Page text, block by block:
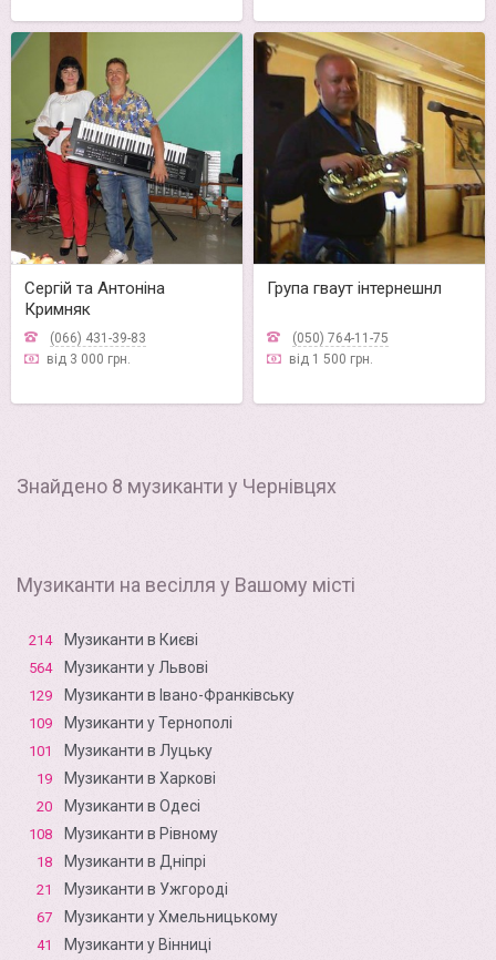
Сергій та Антоніна
Кримняк
(066) 431-39-83
від 3 000 грн.
Група гваут інтернешнл
(050) 764-11-75
від 1 500 грн.
Знайдено 8 музиканти у Чернівцях
Музиканти на весілля у Вашому місті
214 Музиканти в Києві
564 Музиканти у Львові
129 Музиканти в Івано-Франківську
109 Музиканти у Тернополі
101 Музиканти в Луцьку
19 Музиканти в Харкові
20 Музиканти в Одесі
108 Музиканти в Рівному
18 Музиканти в Дніпрі
21 Музиканти в Ужгороді
67 Музиканти у Хмельницькому
41 Музиканти у Вінниці